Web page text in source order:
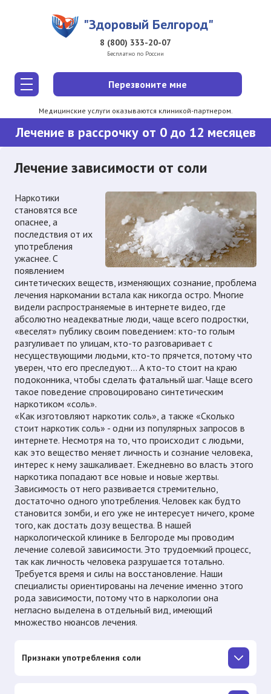
"Здоровый Белгород"
8 (800) 333-20-07
Бесплатно по России
Перезвоните мне
Медицинские услуги оказываются клиникой-партнером.
Лечение в рассрочку от 0 до 12 месяцев
Лечение зависимости от соли
Наркотики
становятся все
опаснее, а
последствия от их
употребления
ужаснее. С
появлением
синтетических веществ, изменяющих сознание, проблема
лечения наркомании встала как никогда остро. Многие
видели распространяемые в интернете видео, где
абсолютно неадекватные люди, чаще всего подростки,
«веселят» публику своим поведением: кто-то голым
разгуливает по улицам, кто-то разговаривает с
несуществующими людьми, кто-то прячется, потому что
уверен, что его преследуют… А кто-то стоит на краю
подоконника, чтобы сделать фатальный шаг. Чаще всего
такое поведение спровоцировано синтетическим
наркотиком «соль».
«Как изготовляют наркотик соль», а также «Сколько
стоит наркотик соль» - одни из популярных запросов в
интернете. Несмотря на то, что происходит с людьми,
как это вещество меняет личность и сознание человека,
интерес к нему зашкаливает. Ежедневно во власть этого
наркотика попадают все новые и новые жертвы.
Зависимость от него развивается стремительно,
достаточно одного употребления. Человек как будто
становится зомби, и его уже не интересует ничего, кроме
того, как достать дозу вещества. В нашей
наркологической клинике в Белгороде мы проводим
лечение солевой зависимости. Это трудоемкий процесс,
так как личность человека разрушается тотально.
Требуется время и силы на восстановление. Наши
специалисты ориентированы на лечение именно этого
рода зависимости, потому что в наркологии она
негласно выделена в отдельный вид, имеющий
множество нюансов лечения.
Признаки употребления соли